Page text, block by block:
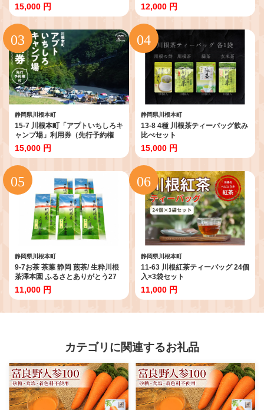
15,000 円 12,000 円
静岡県川根本町
15-7 川根本町「アプトいちしろキ
ャンプ場」利用券（先行予約権
付）
15,000 円
静岡県川根本町
13-8 4種 川根茶ティーバッグ飲み
比べセット
15,000 円
静岡県川根本町
9-7お茶 茶葉 静岡 煎茶/ 生粋川根
茶澤本園 ふるさとありがとう27
11,000 円
静岡県川根本町
11-63 川根紅茶ティーバッグ 24個
入×3袋セット
11,000 円
カテゴリに関連するお礼品